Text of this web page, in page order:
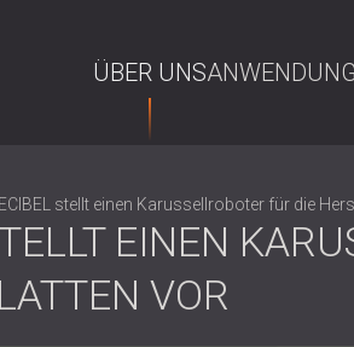
ÜBER UNS
stellt einen Karussellroboter für die
EINEN
VOR